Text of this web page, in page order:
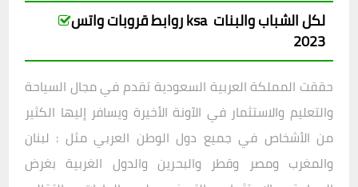
روابط قروبات واتس ksa لكل الشباب والبنات
2023
حققت المملكة العربية السعودية تقدم في مجال السياحة
والتعليم والاستثمار في الآونة الأخيرة ويسافر إليها الكثير
من الأشخاص في جميع دول الوطن العربي مثل : لبنان
والمغرب ومصر وقطر والبحرين والدول الغربية بغرض